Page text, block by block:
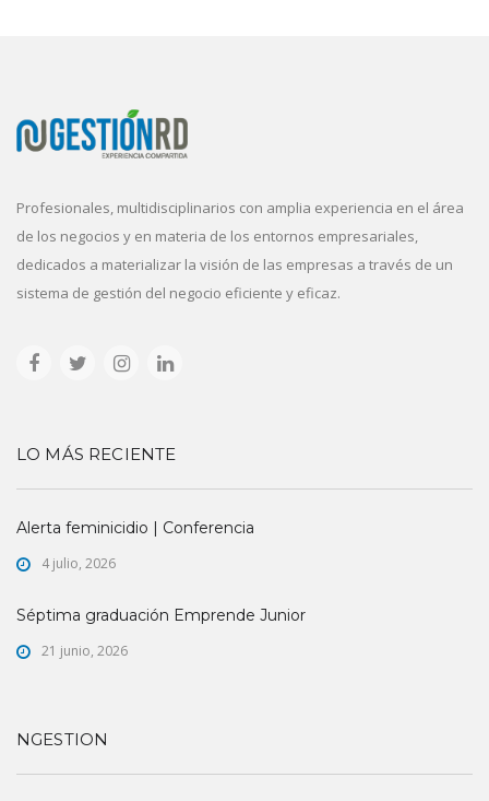
Profesionales, multidisciplinarios con amplia experiencia en el área
de los negocios y en materia de los entornos empresariales,
dedicados a materializar la visión de las empresas a través de un
sistema de gestión del negocio eficiente y eficaz.
LO MÁS RECIENTE
Alerta feminicidio | Conferencia
4 julio, 2026
Séptima graduación Emprende Junior
21 junio, 2026
NGESTION